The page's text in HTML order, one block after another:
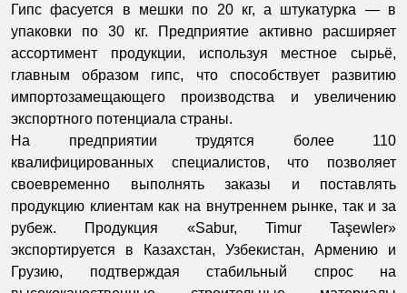
Гипс фасуется в мешки по 20 кг, а штукатурка — в
упаковки по 30 кг. Предприятие активно расширяет
ассортимент продукции, используя местное сырьё,
главным образом гипс, что способствует развитию
импортозамещающего производства и увеличению
экспортного потенциала страны.
На предприятии трудятся более 110
квалифицированных специалистов, что позволяет
своевременно выполнять заказы и поставлять
продукцию клиентам как на внутреннем рынке, так и за
рубеж. Продукция «Sabur, Timur Taşewler»
экспортируется в Казахстан, Узбекистан, Армению и
Грузию, подтверждая стабильный спрос на